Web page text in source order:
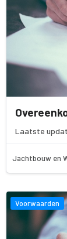
Laatste
Jachtbouw en
Voorwaarden